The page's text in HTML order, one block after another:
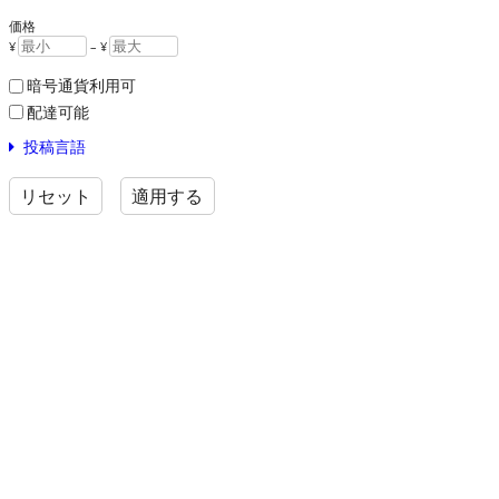
価格
¥ – ¥
暗号通貨利用可
配達可能
投稿言語
リセット 適用する